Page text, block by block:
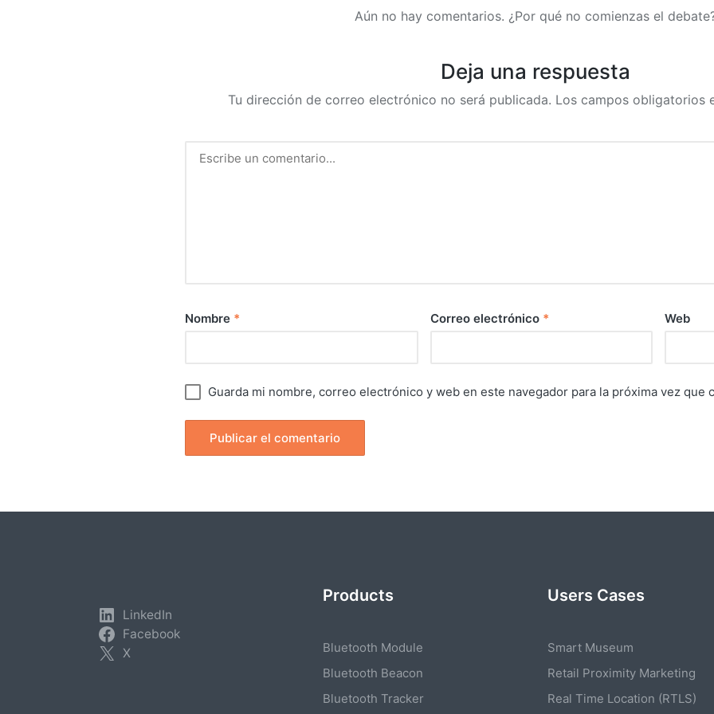
Aún no hay comentarios. ¿Por qué no comienzas el
Deja una respuesta
Tu dirección de correo electrónico no será publicada. Los campos obligatorios
Nombre * Correo electrónico * Web
Guarda mi nombre, correo electrónico y web en este navegador para la próxima vez que
LinkedIn
Facebook
X
Products
Bluetooth Module
Bluetooth Beacon
Bluetooth Tracker
Users Cases
Smart Museum
Retail Proximity Marketing
Real Time Location (RTLS)